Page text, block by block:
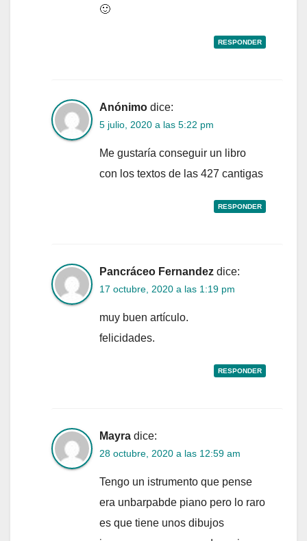
🙂
RESPONDER
Anónimo dice:
5 julio, 2020 a las 5:22 pm
Me gustaría conseguir un libro
con los textos de las 427 cantigas
RESPONDER
Pancráceo Fernandez dice:
17 octubre, 2020 a las 1:19 pm
muy buen artículo.
felicidades.
RESPONDER
Mayra dice:
28 octubre, 2020 a las 12:59 am
Tengo un istrumento que pense
era unbarpabde piano pero lo raro
es que tiene unos dibujos